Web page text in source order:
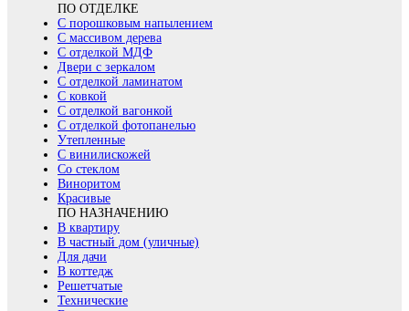
ПО ОТДЕЛКЕ
С порошковым напылением
С массивом дерева
С отделкой МДФ
Двери с зеркалом
С отделкой ламинатом
С ковкой
С отделкой вагонкой
С отделкой фотопанелью
Утепленные
С винилискожей
Со стеклом
Виноритом
Красивые
ПО НАЗНАЧЕНИЮ
В квартиру
В частный дом (уличные)
Для дачи
В коттедж
Решетчатые
Технические